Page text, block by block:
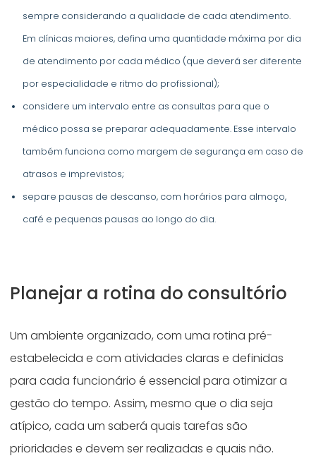
sempre considerando a qualidade de cada atendimento.
Em clínicas maiores, defina uma quantidade máxima por dia
de atendimento por cada médico (que deverá ser diferente
por especialidade e ritmo do profissional);
considere um intervalo entre as consultas para que o
médico possa se preparar adequadamente. Esse intervalo
também funciona como margem de segurança em caso de
atrasos e imprevistos;
separe pausas de descanso, com horários para almoço,
café e pequenas pausas ao longo do dia.
Planejar a rotina do consultório
Um ambiente organizado, com uma rotina pré-
estabelecida e com atividades claras e definidas
para cada funcionário é essencial para otimizar a
gestão do tempo. Assim, mesmo que o dia seja
atípico, cada um saberá quais tarefas são
prioridades e devem ser realizadas e quais não.